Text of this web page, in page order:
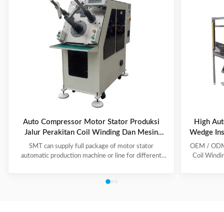
Auto Compressor Motor Stator Produksi
Jalur Perakitan Coil Winding Dan Mesin
Memasukkan
SMT can supply full package of motor stator
automatic production machine or line for different
production line including paper inserting machine, coil
High
Wedge
OEM /
Coil